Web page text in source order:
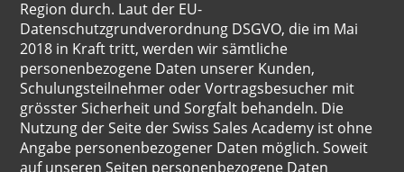
Region durch. Laut der EU-
Datenschutzgrundverordnung DSGVO, die im Mai
2018 in Kraft tritt, werden wir sämtliche
personenbezogene Daten unserer Kunden,
Schulungsteilnehmer oder Vortragsbesucher mit
grösster Sicherheit und Sorgfalt behandeln. Die
Nutzung der Seite der Swiss Sales Academy ist ohne
Angabe personenbezogener Daten möglich. Soweit
auf unseren Seiten personenbezogene Daten